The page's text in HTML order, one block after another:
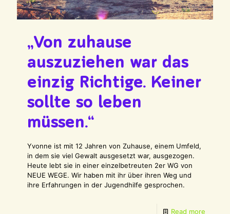
„Von zuhause
auszuziehen war das
einzig Richtige. Keiner
sollte so leben
müssen.“
Yvonne ist mit 12 Jahren von Zuhause, einem Umfeld,
in dem sie viel Gewalt ausgesetzt war, ausgezogen.
Heute lebt sie in einer einzelbetreuten 2er WG von
NEUE WEGE. Wir haben mit ihr über ihren Weg und
ihre Erfahrungen in der Jugendhilfe gesprochen.
Read more